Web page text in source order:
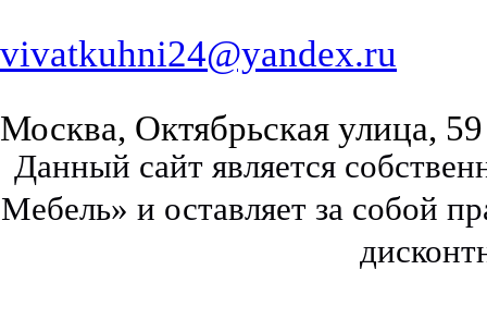
vivatkuhni24@yandex.ru
Москва, Октябрьская улица, 59
Данный сайт является
Мебель» и оставляет за собой